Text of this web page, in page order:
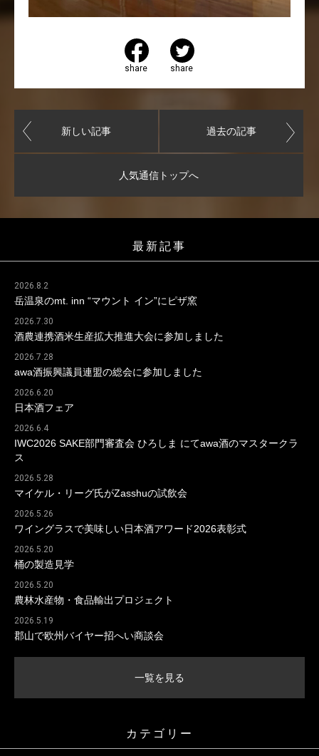
share share
新しい記事
人気通信トップへ
過去の記事
最新記事
2026.8.2
岳温泉のmt. inn “マウント イン”にピザ窯
2026.7.30
酒農連携酒米生産拡大推進大会に参加しました
2026.7.28
awa酒振興議員連盟の総会に参加しました
2026.6.20
日本酒フェア
2026.6.4
IWC2026 SAKE部門審査会 ひろしま にてawa酒のマスタークラ
ス
2026.5.28
マイケル・リーグ氏がZasshuの試飲会
2026.5.26
ワイングラスで美味しい日本酒アワード2026表彰式
2026.5.20
桶の製造見学
2026.5.20
農林水産物・食品輸出プロジェクト
2026.5.19
郡山で欧州バイヤー招へい商談会
一覧を見る
カテゴリー